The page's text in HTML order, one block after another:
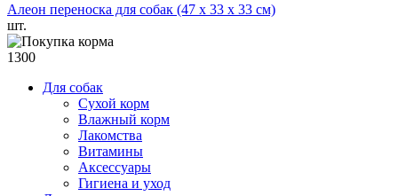
Алеон переноска для собак (47 х 33 х 33 см)
шт.
1300
Для собак
Сухой корм
Влажный корм
Лакомства
Витамины
Аксессуары
Гигиена и уход